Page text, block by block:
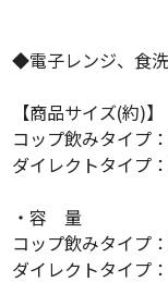
◆電子レンジ、食
【商品サイズ(約)】
コップ飲みタイプ
ダイレクトタイプ
・容 量
コップ飲みタイプ
ダイレクトタイプ